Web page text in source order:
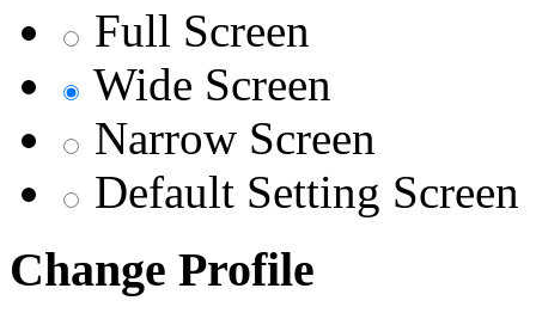
Full Screen
Wide Screen
Narrow Screen
Default Setting Screen
Change Profile